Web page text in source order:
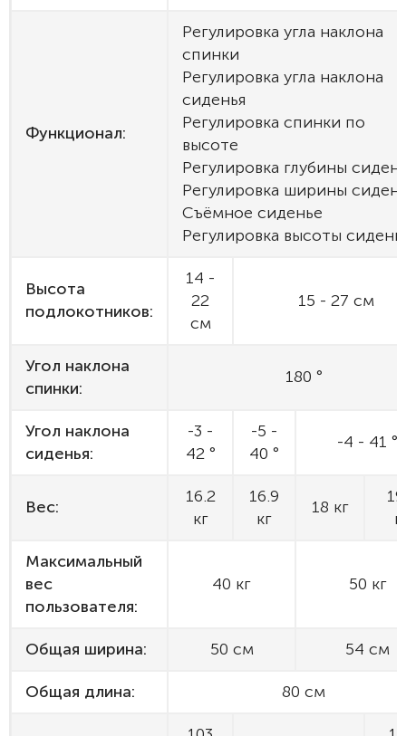
Функционал:
Регулировка угла наклона
спинки
Регулировка угла наклона
сиденья
Регулировка спинки по
высоте
Регулировка глубины
Регулировка ширины
Съёмное сиденье
Регулировка высоты
Высота
подлокотников:
14 -
22
см
15 - 27 см
Угол наклона
спинки:
180 °
Угол наклона
сиденья:
-3 -
42 °
-5 -
40 °
-4 - 41 °
Вес:
16.2
кг
16.9
кг
18 кг
Максимальный
вес
пользователя:
40 кг 50 кг
Общая ширина: 50 см 54 см
Общая длина: 80 см